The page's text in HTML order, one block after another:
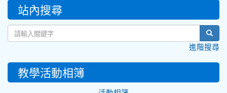
::: 站內搜尋
進階搜尋
教學活動相簿